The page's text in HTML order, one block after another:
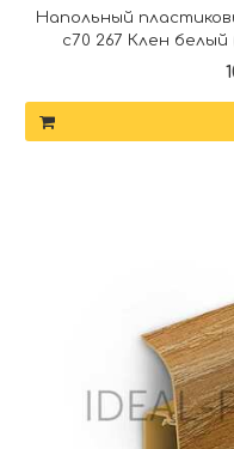
Напольный
c70 267 Клен белый